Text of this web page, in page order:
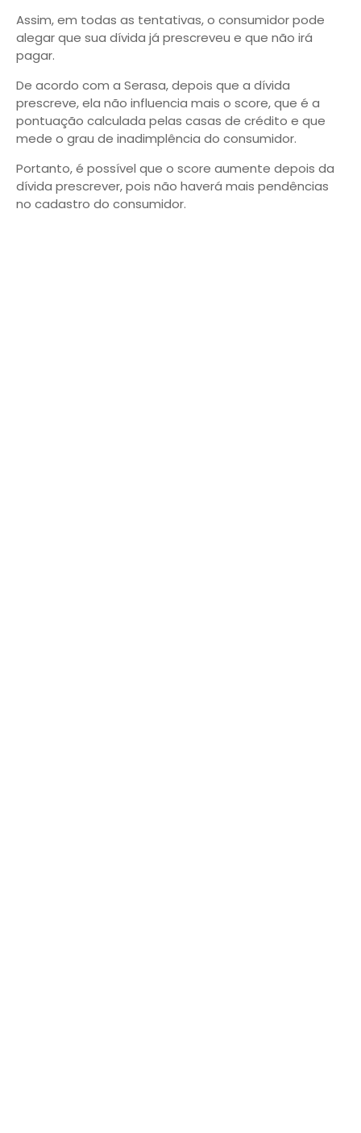
Assim, em todas as tentativas, o consumidor pode
alegar que sua dívida já prescreveu e que não irá
pagar.
De acordo com a Serasa, depois que a dívida
prescreve, ela não influencia mais o score, que é a
pontuação calculada pelas casas de crédito e que
mede o grau de inadimplência do consumidor.
Portanto, é possível que o score aumente depois da
dívida prescrever, pois não haverá mais pendências
no cadastro do consumidor.